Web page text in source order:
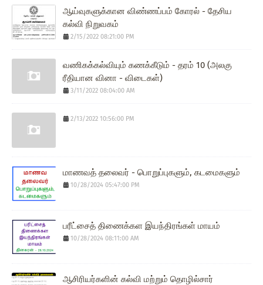
ஆய்வுகளுக்கான விண்ணப்பம் கோரல் - தேசிய
கல்வி நிறுவகம்
2/15/2022 08:21:00 PM
வணிகக்கல்வியும் கணக்கீடும் - தரம் 10 (அலகு
ரீதியான வினா - விடைகள்)
3/11/2022 08:04:00 AM
2/13/2022 10:56:00 PM
மாணவத் தலைவர் - பொறுப்புகளும், கடமைகளும்
10/28/2024 05:47:00 PM
பரீட்சைத் திணைக்கள இயந்திரங்கள் மாயம்
10/28/2024 08:11:00 AM
ஆசிரியர்களின் கல்வி மற்றும் தொழில்சார்